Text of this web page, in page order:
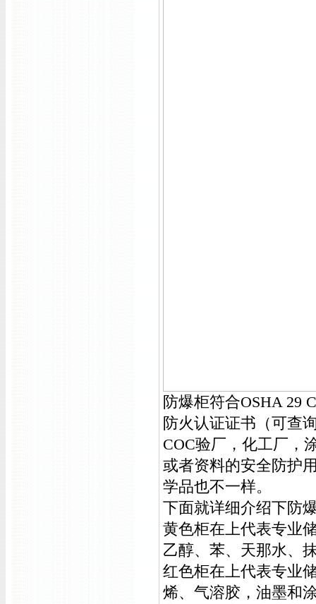
防爆柜符合OSHA 29
防火认证证书（可查
COC验厂，化工厂，
或者资料的安全防护
学品也不一样。
下面就详细介绍下防
黄色柜在上代表专业
乙醇、苯、天那水、
红色柜在上代表专业
烯、气溶胶，油墨和